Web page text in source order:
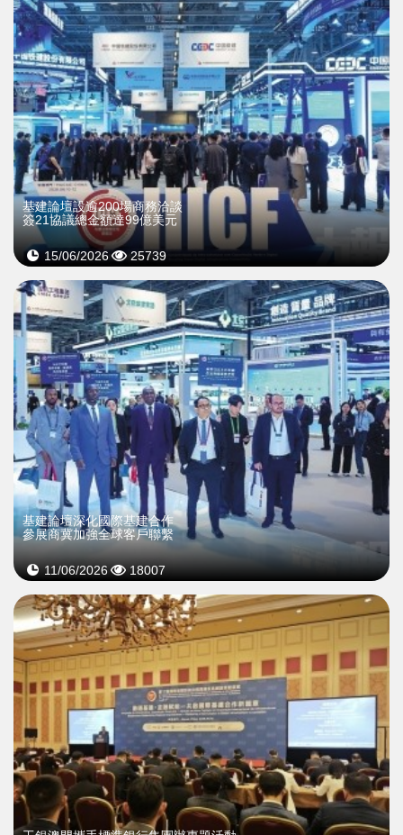
基建論壇設逾200場商務洽談
簽21協議總金額達99億美元
15/06/2026 25739
基建論壇深化國際基建合作
參展商冀加強全球客戶聯繫
11/06/2026 18007